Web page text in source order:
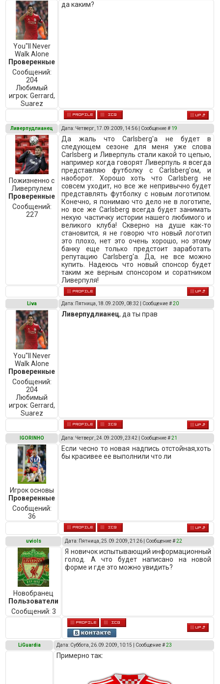
You"ll Never
Walk Alone
Проверенные
Сообщений:
204
Любимый
игрок: Gerrard,
Suarez
да каким?
Ливерпудлианец Дата: Четверг, 17.09.2009, 14:56 | Сообщение # 19
Пожизненно с
Ливерпулем
Проверенные
Сообщений:
227
Да жаль что Carlsberg'a не будет в
следующем сезоне для меня уже слова
Carlsberg и Ливерпуль стали какой то цепью,
например когда говорят Ливерпуль я всегда
представляю футболку с Carlsberg'ом, и
наоборот. Хорошо хоть что Carlsberg не
совсем уходит, но все же непривычно будет
представлять футболку с новым логотипом.
Конечно, я понимаю что дело не в логотипе,
но все же Carlsberg всегда будет занимать
некую частичку истории нашего любимого и
великого клуба! Скверно на душе как-то
становится, я не говорю что новый логотип
это плохо, нет это очень хорошо, но этому
банку еще только предстоит заработать
репутацию Carlsberg'a. Да, не все можно
купить. Надеюсь что новый спонсор будет
таким же верным спонсором и соратником
Ливерпуля!
Liva Дата: Пятница, 18.09.2009, 08:32 | Сообщение #20
You"ll Never
Walk Alone
Проверенные
Сообщений:
204
Любимый
игрок: Gerrard,
Suarez
Ливерпудлианец, да ты прав
IGORINHO Дата: Четверг, 24.09.2009, 23:42 | Сообщение #21
Игрок основы
Проверенные
Сообщений:
36
Если чесно то новая надпись отстойная,хоть
бы красивее ее выполнили что ли
uviols Дата: Пятница, 25.09.2009, 21:26 | Сообщение #22
Новобранец
Пользователи
Сообщений: 3
Я новичок испытывающий информационный
голод. А что будет написано на новой
форме и где это можно увидить?
LiGuardia Дата: Суббота, 26.09.2009, 10:15 | Сообщение #23
Примерно так: